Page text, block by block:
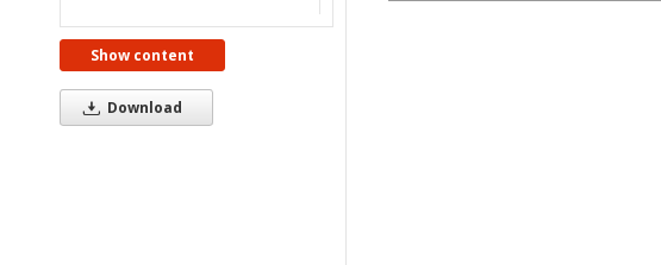
Show content
Download